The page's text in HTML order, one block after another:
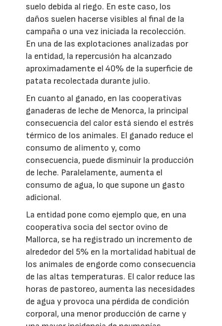
suelo debida al riego. En este caso, los
daños suelen hacerse visibles al final de la
campaña o una vez iniciada la recolección.
En una de las explotaciones analizadas por
la entidad, la repercusión ha alcanzado
aproximadamente el 40% de la superficie de
patata recolectada durante julio.
En cuanto al ganado, en las cooperativas
ganaderas de leche de Menorca, la principal
consecuencia del calor está siendo el estrés
térmico de los animales. El ganado reduce el
consumo de alimento y, como
consecuencia, puede disminuir la producción
de leche. Paralelamente, aumenta el
consumo de agua, lo que supone un gasto
adicional.
La entidad pone como ejemplo que, en una
cooperativa socia del sector ovino de
Mallorca, se ha registrado un incremento de
alrededor del 5% en la mortalidad habitual de
los animales de engorde como consecuencia
de las altas temperaturas. El calor reduce las
horas de pastoreo, aumenta las necesidades
de agua y provoca una pérdida de condición
corporal, una menor producción de carne y